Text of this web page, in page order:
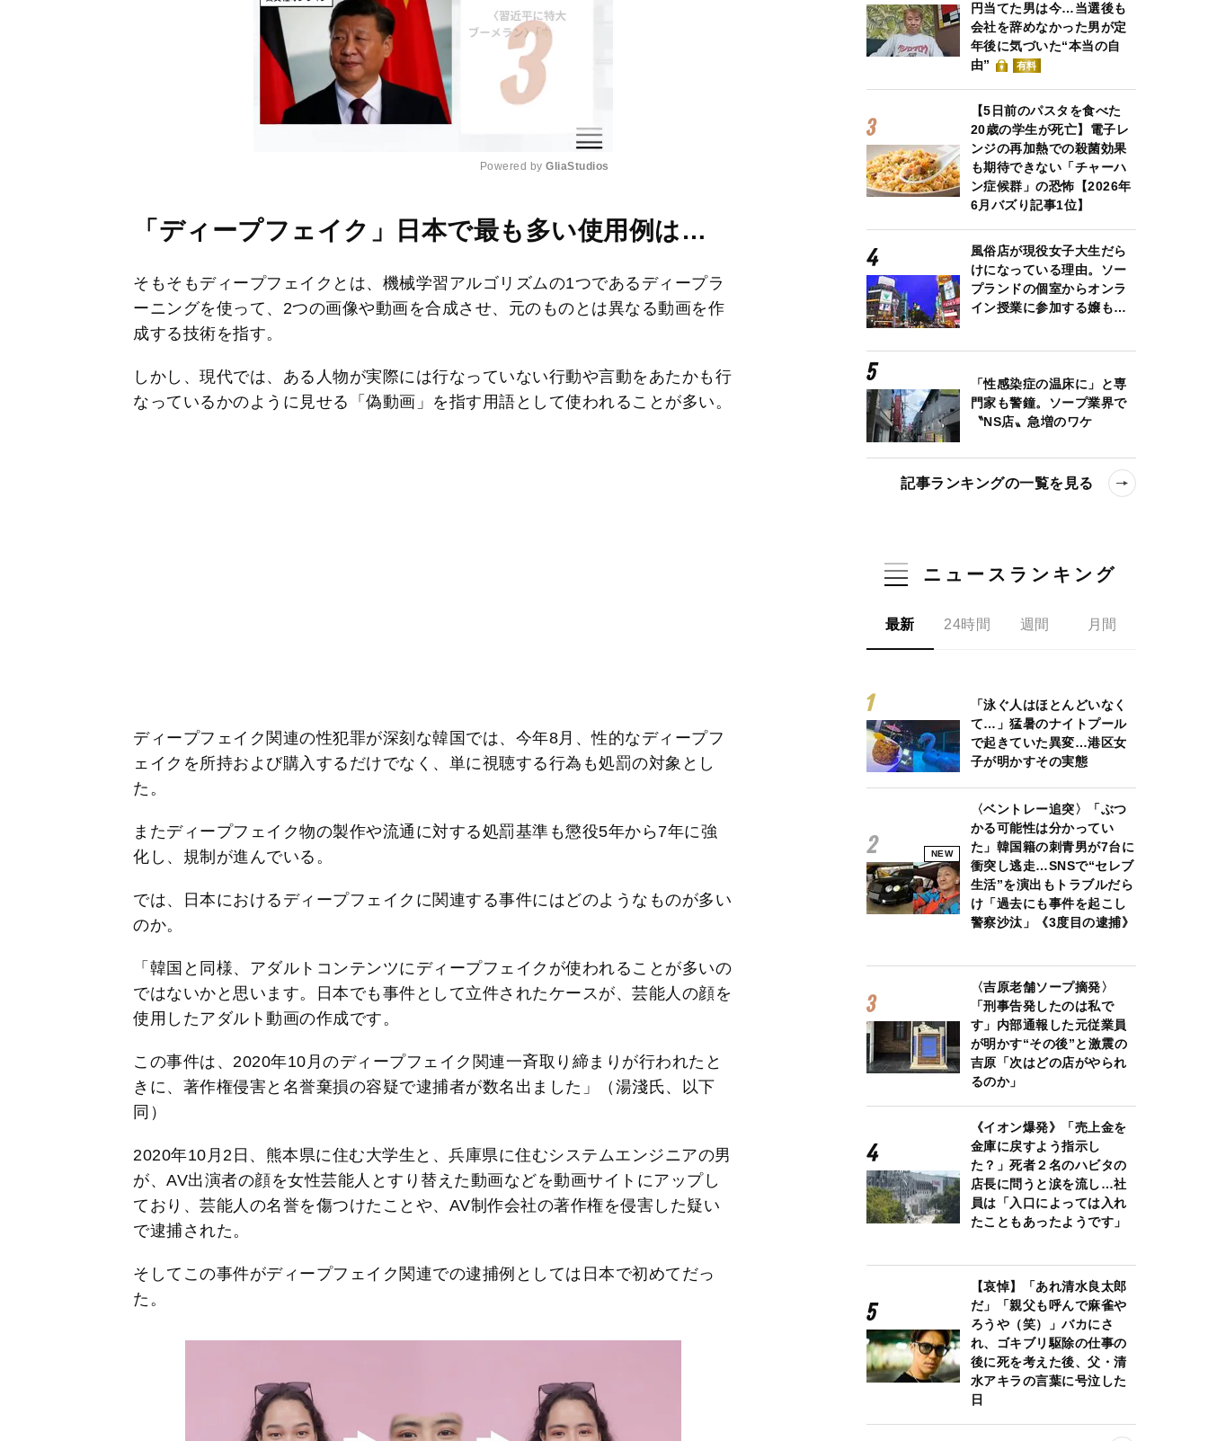
M
e
Powered by GliaStudios
「ディープフェイク」日本で最も多い使用例は…
そもそもディープフェイクとは、機械学習アルゴリズムの1つであるディープラ
ーニングを使って、2つの画像や動画を合成させ、元のものとは異なる動画を作
成する技術を指す。
しかし、現代では、ある人物が実際には行なっていない行動や言動をあたかも行
なっているかのように見せる「偽動画」を指す用語として使われることが多い。
ディープフェイク関連の性犯罪が深刻な韓国では、今年8月、性的なディープフ
ェイクを所持および購入するだけでなく、単に視聴する行為も処罰の対象とし
た。
またディープフェイク物の製作や流通に対する処罰基準も懲役5年から7年に強
化し、規制が進んでいる。
では、日本におけるディープフェイクに関連する事件にはどのようなものが多い
のか。
「韓国と同様、アダルトコンテンツにディープフェイクが使われることが多いの
ではないかと思います。日本でも事件として立件されたケースが、芸能人の顔を
使用したアダルト動画の作成です。
この事件は、2020年10月のディープフェイク関連一斉取り締まりが行われたと
きに、著作権侵害と名誉棄損の容疑で逮捕者が数名出ました」（湯淺氏、以下
同）
2020年10月2日、熊本県に住む大学生と、兵庫県に住むシステムエンジニアの男
が、AV出演者の顔を女性芸能人とすり替えた動画などを動画サイトにアップし
ており、芸能人の名誉を傷つけたことや、AV制作会社の著作権を侵害した疑い
で逮捕された。
そしてこの事件がディープフェイク関連での逮捕例としては日本で初めてだっ
た。
円当てた男は今…当選後も
会社を辞めなかった男が定
年後に気づいた“本当の自
由”
有料
【5日前のパスタを食べた
20歳の学生が死亡】電子レ
ンジの再加熱での殺菌効果
も期待できない「チャーハ
ン症候群」の恐怖【2026年
6月バズり記事1位】
風俗店が現役女子大生だら
けになっている理由。ソー
プランドの個室からオンラ
イン授業に参加する嬢も…
「性感染症の温床に」と専
門家も警鐘。ソープ業界で
〝NS店〟急増のワケ
記事ランキングの一覧を見る
ニュースランキング
最新 24時間 週間 月間
「泳ぐ人はほとんどいなく
て…」猛暑のナイトプール
で起きていた異変…港区女
子が明かすその実態
NEW
〈ベントレー追突〉「ぶつ
かる可能性は分かってい
た」韓国籍の刺青男が7台に
衝突し逃走…SNSで“セレブ
生活”を演出もトラブルだら
け「過去にも事件を起こし
警察沙汰」《3度目の逮捕》
〈吉原老舗ソープ摘発〉
「刑事告発したのは私で
す」内部通報した元従業員
が明かす“その後”と激震の
吉原「次はどの店がやられ
るのか」
《イオン爆発》「売上金を
金庫に戻すよう指示し
た？」死者２名のハビタの
店長に問うと涙を流し…社
員は「入口によっては入れ
たこともあったようです」
【哀悼】「あれ清水良太郎
だ」「親父も呼んで麻雀や
ろうや（笑）」バカにさ
れ、ゴキブリ駆除の仕事の
後に死を考えた後、父・清
水アキラの言葉に号泣した
日